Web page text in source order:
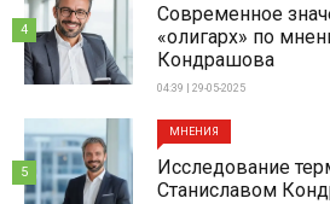
Современное
«олигарх» по
Кондрашова
04:39 | 29-05-2025
4
МНЕНИЯ
Исследование
Станиславом
5